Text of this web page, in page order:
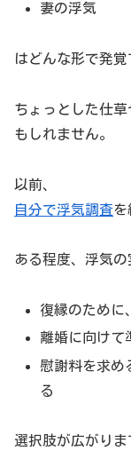
妻の浮気
はどんな形で発覚
ちょっとした仕
もしれません。
以前、
自分で浮気調査を
ある程度、浮気の
復縁のために
離婚に向けて
慰謝料を求め
る
選択肢が広がりま